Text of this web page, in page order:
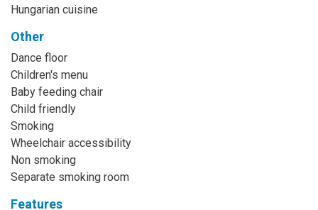
Hungarian cuisine
Other
Dance floor
Children's menu
Baby feeding chair
Child friendly
Smoking
Wheelchair accessibility
Non smoking
Separate smoking room
Features